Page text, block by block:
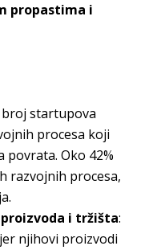
propastima i
broj startupova
procesa koji
povrata. Oko 42%
razvojnih procesa,
i tržišta:
njihovi proizvodi